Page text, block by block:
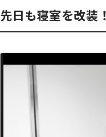
先日も寝室を改装！